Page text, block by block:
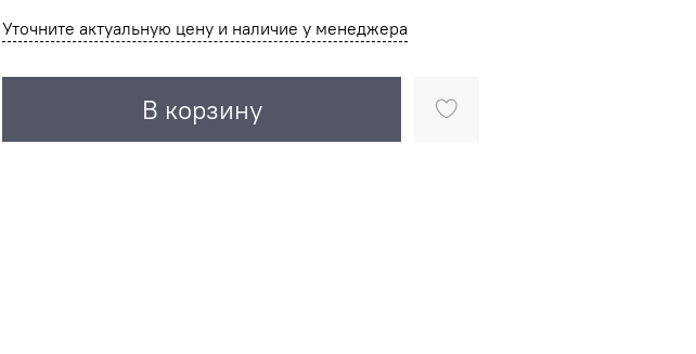
Уточните актуальную цену и наличие у менеджера
В корзину